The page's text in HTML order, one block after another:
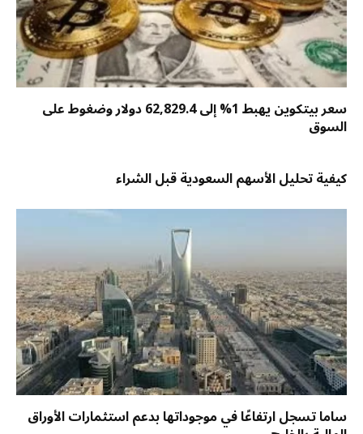
سعر بيتكوين يهبط 1% إلى 62,829.4 دولار وضغوط على
السوق
كيفية تحليل الأسهم السعودية قبل الشراء
ساما تسجل ارتفاعًا في موجوداتها بدعم استثمارات الأوراق